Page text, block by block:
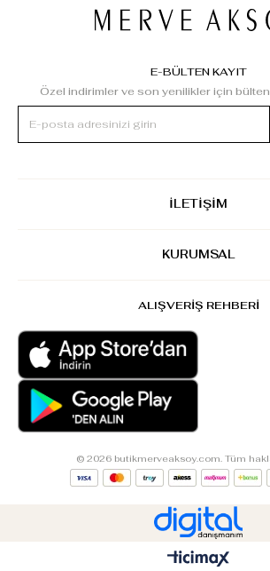
E-BÜLTEN KAYIT
Özel indirimler ve son yenilikler için
İLETİŞİM
KURUMSAL
ALIŞVERİŞ REHBERİ
© 2026 butikmerveaksoy.com. Tüm